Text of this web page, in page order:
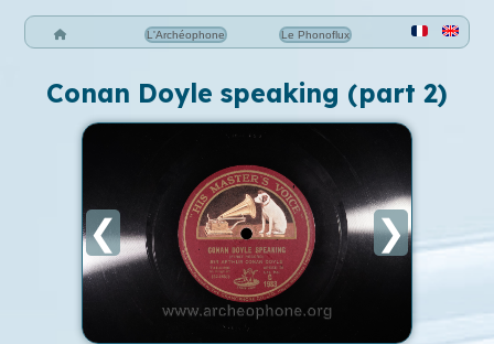
L'Archéophone Le Phonoflux
Conan Doyle speaking (part 2)
❮ ❯